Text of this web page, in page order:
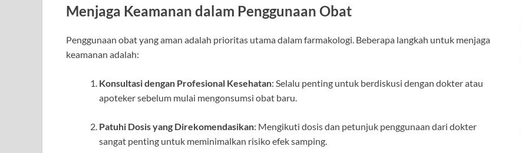
Menjaga Keamanan dalam Penggunaan Obat
Penggunaan obat yang aman adalah prioritas utama dalam farmakologi. Beberapa langkah untuk menjaga
keamanan adalah:
Konsultasi dengan Profesional Kesehatan: Selalu penting untuk berdiskusi dengan dokter atau
apoteker sebelum mulai mengonsumsi obat baru.
Patuhi Dosis yang Direkomendasikan: Mengikuti dosis dan petunjuk penggunaan dari dokter
sangat penting untuk meminimalkan risiko efek samping.